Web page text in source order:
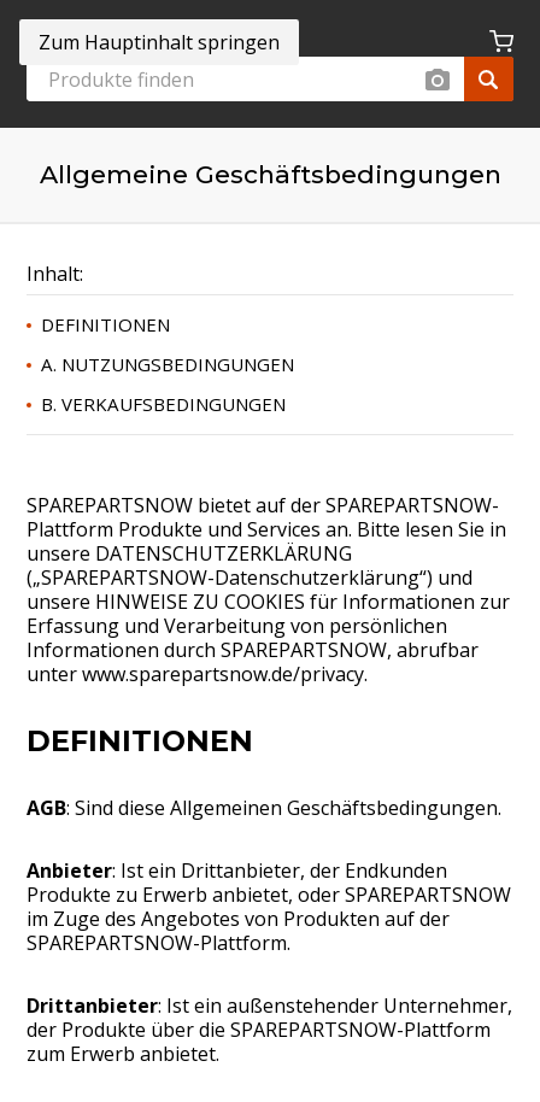
Zum Hauptinhalt springen
Allgemeine Geschäftsbedingungen
Inhalt:
DEFINITIONEN
A. NUTZUNGSBEDINGUNGEN
B. VERKAUFSBEDINGUNGEN
SPAREPARTSNOW bietet auf der SPAREPARTSNOW-
Plattform Produkte und Services an. Bitte lesen Sie in
unsere DATENSCHUTZERKLÄRUNG
(„SPAREPARTSNOW-Datenschutzerklärung“) und
unsere HINWEISE ZU COOKIES für Informationen zur
Erfassung und Verarbeitung von persönlichen
Informationen durch SPAREPARTSNOW, abrufbar
unter www.sparepartsnow.de/privacy.
DEFINITIONEN
AGB: Sind diese Allgemeinen Geschäftsbedingungen.
Anbieter: Ist ein Drittanbieter, der Endkunden
Produkte zu Erwerb anbietet, oder SPAREPARTSNOW
im Zuge des Angebotes von Produkten auf der
SPAREPARTSNOW-Plattform.
Drittanbieter: Ist ein außenstehender Unternehmer,
der Produkte über die SPAREPARTSNOW-Plattform
zum Erwerb anbietet.